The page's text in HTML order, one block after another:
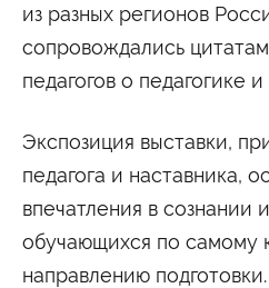
из разных регионов
сопровождались
педагогов о педагогике
Экспозиция выставки,
педагога и наставника,
впечатления в сознании
обучающихся по самому
направлению